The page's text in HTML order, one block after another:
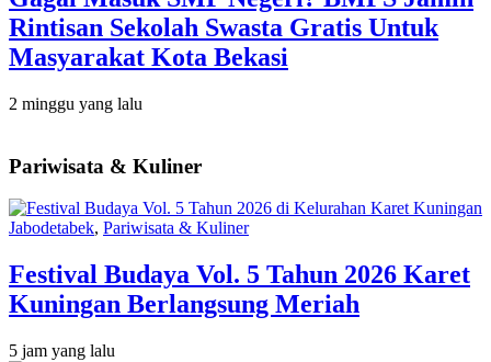
Rintisan Sekolah Swasta Gratis Untuk
Masyarakat Kota Bekasi
2 minggu yang lalu
Pariwisata & Kuliner
Jabodetabek, Pariwisata & Kuliner
Festival Budaya Vol. 5 Tahun 2026 Karet
Kuningan Berlangsung Meriah
5 jam yang lalu